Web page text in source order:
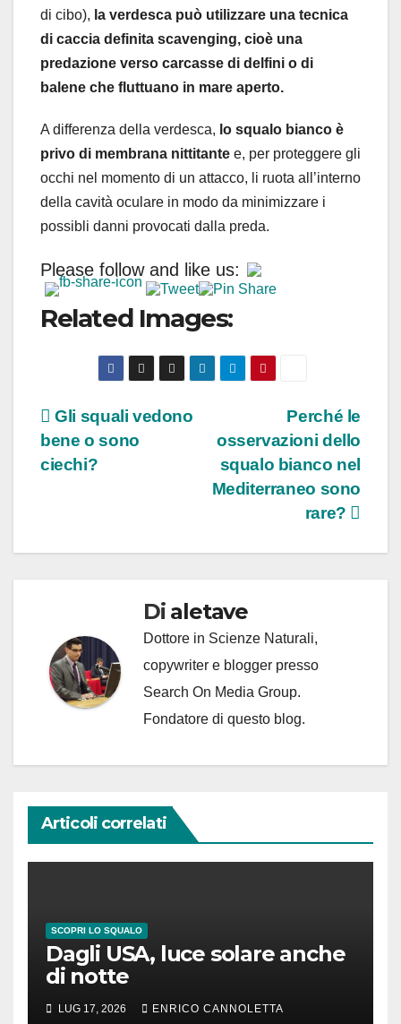
di cibo), la verdesca può utilizzare una tecnica
di caccia definita scavenging, cioè una
predazione verso carcasse di delfini o di
balene che fluttuano in mare aperto.
A differenza della verdesca, lo squalo bianco è
privo di membrana nittitante e, per proteggere gli
occhi nel momento di un attacco, li ruota all’interno
della cavità oculare in modo da minimizzare i
possibli danni provocati dalla preda.
Please follow and like us:
Related Images:
Navigazione
articoli
Perché le
osservazioni dello
squalo bianco nel
Mediterraneo sono
rare?
Gli squali vedono
bene o sono
ciechi?
Di aletave
Dottore in Scienze Naturali,
copywriter e blogger presso
Search On Media Group.
Fondatore di questo blog.
Articoli correlati
SCOPRI LO SQUALO
Dagli USA, luce solare anche
di notte
LUG 17, 2026 ENRICO CANNOLETTA